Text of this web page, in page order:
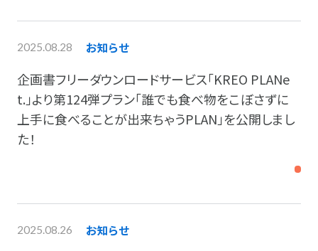
2025.08.28 お知らせ
企画書フリーダウンロードサービス「KREO PLANe
t.」より第124弾プラン「誰でも食べ物をこぼさずに
上手に食べることが出来ちゃうPLAN」を公開しまし
た！
2025.08.26 お知らせ